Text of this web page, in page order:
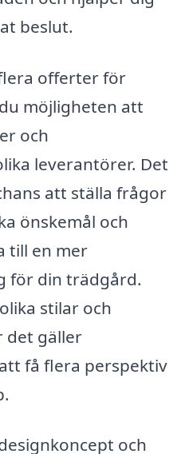
beslut.
offerter för
möjligheten att
och
leverantörer. Det
att ställa frågor
önskemål och
till en mer
för din trädgård.
stilar och
det gäller
få flera perspektiv
och